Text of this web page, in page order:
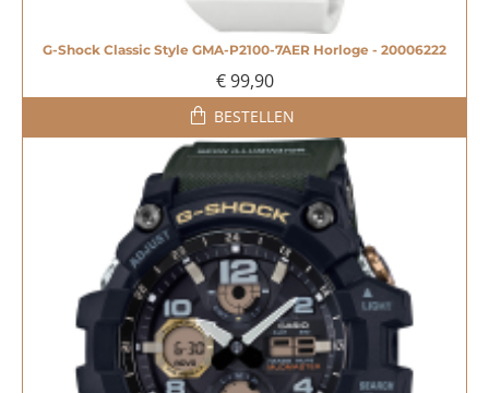
G-Shock Classic Style GMA-P2100-7AER Horloge - 20006222
€ 99,90
BESTELLEN